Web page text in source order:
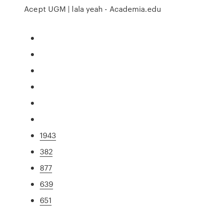
Acept UGM | lala yeah - Academia.edu
1943
382
877
639
651